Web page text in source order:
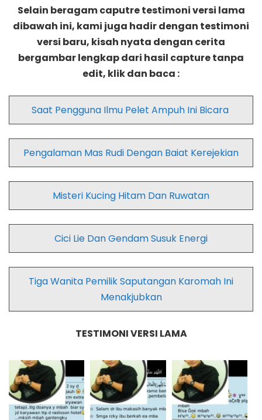
Selain beragam caputre testimoni versi lama
dibawah ini, kami juga hadir dengan testimoni
versi baru, kisah nyata dengan cerita
bergambar lengkap dari hasil capture tanpa
edit, klik dan baca :
Saat Pengguna Ilmu Pelet Ampuh Ini Bicara
Pengalaman Mas Rudi Dengan Baiat Kerejekian
Misteri Kucing Hitam Dan Ruwatan
Cici Lie Dan Gendam Susuk Energi
Tiga Wanita Pemilik Saputangan Karomah Ini
Menakjubkan
TESTIMONI VERSI LAMA